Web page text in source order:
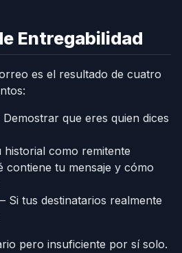
Entregabilidad
es el resultado de cuatro
que eres quien dices
como remitente
contiene tu mensaje y cómo
Si tus destinatarios realmente
pero insuficiente por sí solo.